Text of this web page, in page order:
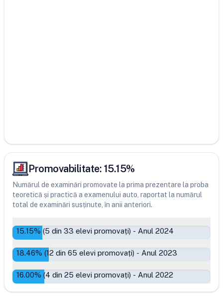
Promovabilitate: 15.15%
Numărul de examinări promovate la prima prezentare la proba
teoretică și practică a examenului auto, raportat la numărul
total de examinări susținute, în anii anteriori.
15.15% (5 din 33 elevi promovați) - Anul 2024
18.46% (12 din 65 elevi promovați) - Anul 2023
16.00% (4 din 25 elevi promovați) - Anul 2022